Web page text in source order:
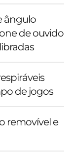
ângulo
de ouvido
de jogos
removível e